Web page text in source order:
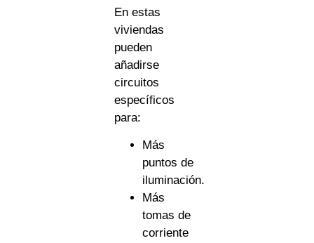
En estas
viviendas
pueden
añadirse
circuitos
específicos
para:
Más
puntos de
iluminación.
Más
tomas de
corriente